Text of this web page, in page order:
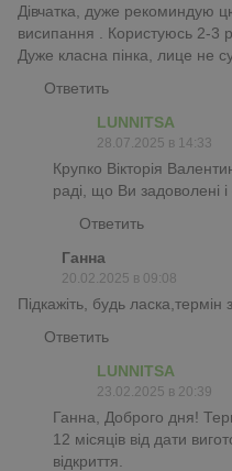
Дівчатка, дуже рекоминдую
висипання . Користуюсь 2-3
Дуже класна пінка, лице не
Ответить
LUNNITSA
28.07.2025 в 14:33
Крупко Вікторія
раді, що Ви задоволені
Ответить
Ганна
20.02.2025 в 09:08
Підкажіть, будь ласка,термін
Ответить
LUNNITSA
23.02.2025 в 20:39
Ганна, Доброго дня!
12 місяців від дати
відкриття.